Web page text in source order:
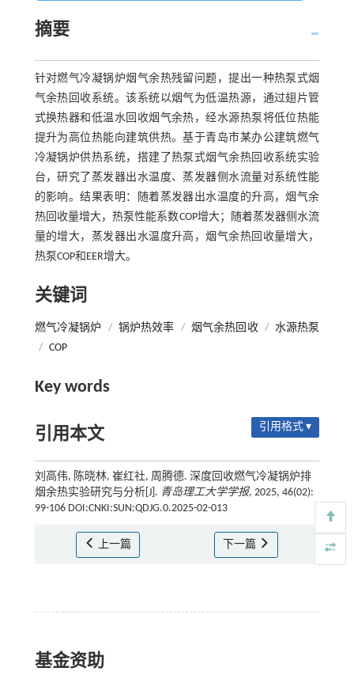
摘要
针对燃气冷凝锅炉烟气余热残留问题，提出一种热泵式烟
气余热回收系统。该系统以烟气为低温热源，通过翅片管
式换热器和低温水回收烟气余热，经水源热泵将低位热能
提升为高位热能向建筑供热。基于青岛市某办公建筑燃气
冷凝锅炉供热系统，搭建了热泵式烟气余热回收系统实验
台，研究了蒸发器出水温度、蒸发器侧水流量对系统性能
的影响。结果表明：随着蒸发器出水温度的升高，烟气余
热回收量增大，热泵性能系数COP增大；随着蒸发器侧水流
量的增大，蒸发器出水温度升高，烟气余热回收量增大，
热泵COP和EER增大。
关键词
燃气冷凝锅炉 / 锅炉热效率 / 烟气余热回收 / 水源热泵
/ COP
Key words
引用本文 引用格式 ▾
刘高伟, 陈晓林, 崔红社, 周腾德. 深度回收燃气冷凝锅炉排
烟余热实验研究与分析[J]. 青岛理工大学学报, 2025, 46(02):
99-106 DOI:CNKI:SUN:QDJG.0.2025-02-013
上一篇 下一篇
基金资助